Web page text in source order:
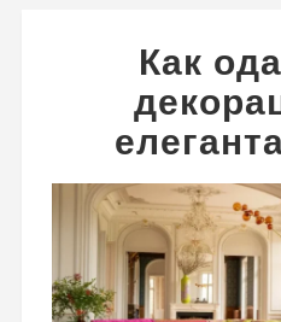
Как